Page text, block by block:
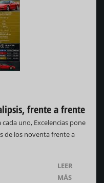
frente a frente
uno, Excelencias pone
de los noventa frente a
LEER
MÁS